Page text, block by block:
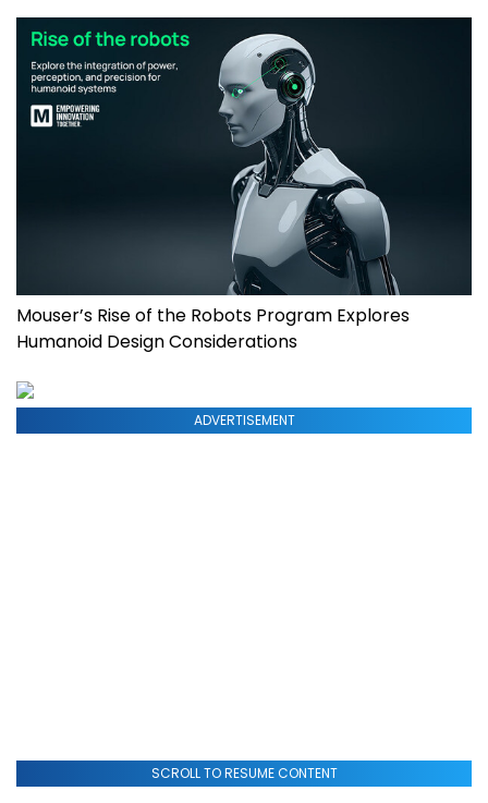
Mouser’s Rise of the Robots Program Explores
Humanoid Design Considerations
ADVERTISEMENT
SCROLL TO RESUME CONTENT